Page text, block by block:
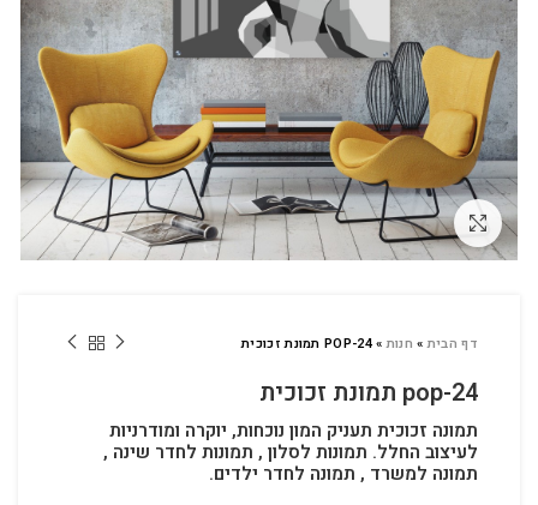
לחץ להגדלה
דף הבית» חנות»POP-24 תמונת זכוכית
pop-24 תמונת זכוכית
תמונה זכוכית תעניק המון נוכחות, יוקרה ומודרניות
לעיצוב החלל. תמונות לסלון , תמונות לחדר שינה ,
תמונה למשרד , תמונה לחדר ילדים.